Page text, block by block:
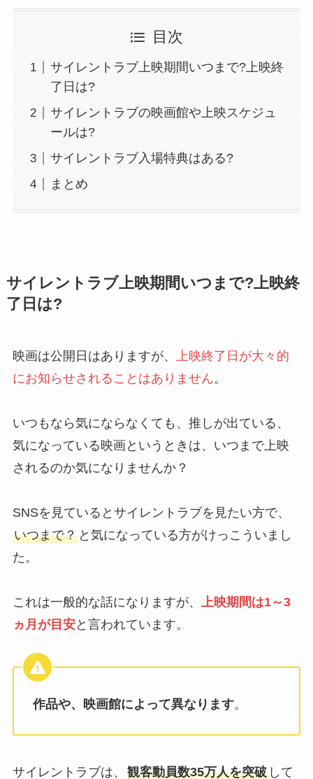
目次
サイレントラブ上映期間いつまで?上映終
了日は?
サイレントラブの映画館や上映スケジュ
ールは?
サイレントラブ入場特典はある?
まとめ
サイレントラブ上映期間いつまで?上映終
了日は?
映画は公開日はありますが、
上映終了日が大々的
にお知らせされることはありません。
いつもなら気にならなくても、推しが出ている、
気になっている映画というときは、いつまで上映
されるのか気になりませんか？
SNSを見ているとサイレントラブを見たい方で、
いつまで？と気になっている方がけっこういまし
た。
これは一般的な話になりますが、
上映期間は1～3
ヵ月が目安と言われています。
作品や、映画館によって異なります。
サイレントラブは、 観客動員数35万人を突破して